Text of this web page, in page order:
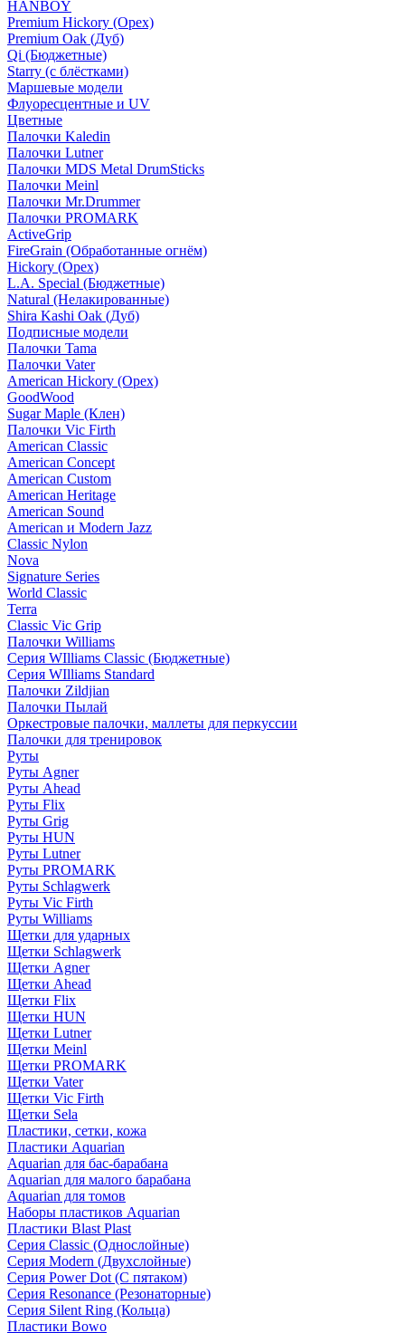
HANBOY
Premium Hickory (Орех)
Premium Oak (Дуб)
Qi (Бюджетные)
Starry (с блёстками)
Маршевые модели
Флуоресцентные и UV
Цветные
Палочки Kaledin
Палочки Lutner
Палочки MDS Metal DrumSticks
Палочки Meinl
Палочки Mr.Drummer
Палочки PROMARK
ActiveGrip
FireGrain (Обработанные огнём)
Hickory (Орех)
L.A. Special (Бюджетные)
Natural (Нелакированные)
Shira Kashi Oak (Дуб)
Подписные модели
Палочки Tama
Палочки Vater
American Hickory (Орех)
GoodWood
Sugar Maple (Клен)
Палочки Vic Firth
American Classic
American Concept
American Custom
American Heritage
American Sound
American и Modern Jazz
Classic Nylon
Nova
Signature Series
World Classic
Terra
Classic Vic Grip
Палочки Williams
Серия WIlliams Classic (Бюджетные)
Серия WIlliams Standard
Палочки Zildjian
Палочки Пылай
Оркестровые палочки, маллеты для перкуссии
Палочки для тренировок
Руты
Руты Agner
Руты Ahead
Руты Flix
Руты Grig
Руты HUN
Руты Lutner
Руты PROMARK
Руты Schlagwerk
Руты Vic Firth
Руты Williams
Щетки для ударных
Щетки Schlagwerk
Щетки Agner
Щетки Ahead
Щетки Flix
Щетки HUN
Щетки Lutner
Щетки Meinl
Щетки PROMARK
Щетки Vater
Щетки Vic Firth
Щетки Sela
Пластики, сетки, кожа
Пластики Aquarian
Aquarian для бас-барабана
Aquarian для малого барабана
Aquarian для томов
Наборы пластиков Aquarian
Пластики Blast Plast
Серия Classic (Однослойные)
Серия Modern (Двухслойные)
Серия Power Dot (С пятаком)
Серия Resonance (Резонаторные)
Серия Silent Ring (Кольца)
Пластики Bowo